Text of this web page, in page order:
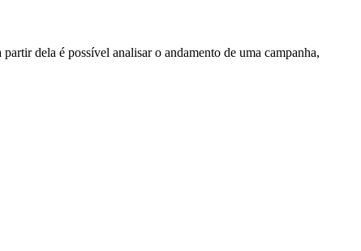
dela é possível analisar o andamento de uma campanha,